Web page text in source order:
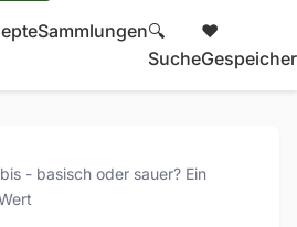
Sammlungen🔍
Suche
❤️
- basisch oder sauer? Ein